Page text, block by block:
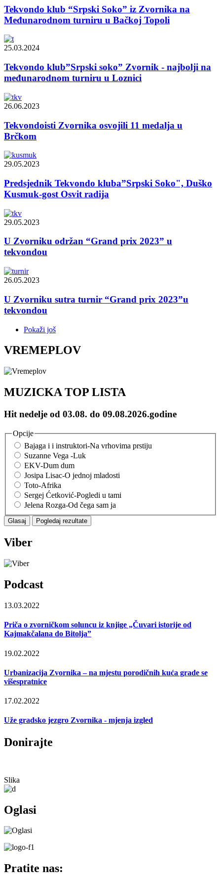
Tekvondo klub “Srpski Soko” iz Zvornika na
Međunarodnom turniru u Bačkoj Topoli
25.03.2024
Tekvondo klub”Srpski soko” Zvornik - najbolji na
međunarodnom turniru u Loznici
26.06.2023
Tekvondoisti Zvornika osvojili 11 medalja u
Brčkom
29.05.2023
Predsjednik Tekvondo kluba”Srpski Soko", Duško
Kusmuk-gost Osvit radija
29.05.2023
U Zvorniku održan “Grand prix 2023” u
tekvondou
26.05.2023
U Zvorniku sutra turnir “Grand prix 2023”u
tekvondou
Pokaži još
VREMEPLOV
MUZICKA TOP LISTA
Hit nedelje od 03.08. do 09.08.2026.godine
Opcije
Bajaga i i instruktori-Na vrhovima prstiju
Suzanne Vega -Luk
EKV-Dum dum
Josipa Lisac-O jednoj mladosti
Toto-Afrika
Sergej Ćetković-Pogledi u tami
Jelena Rozga-Od čega sam ja
Viber
Podcast
13.03.2022
Priča o zvorničkom soluncu iz knjige „Čuvari istorije od
Kajmakčalana do Bitolja”
19.02.2022
Urbanizacija Zvornika – na mjestu porodičnih kuća grade se
višespratnice
17.02.2022
Uže gradsko jezgro Zvornika - mjenja izgled
Donirajte
Slika
Oglasi
Pratite nas: